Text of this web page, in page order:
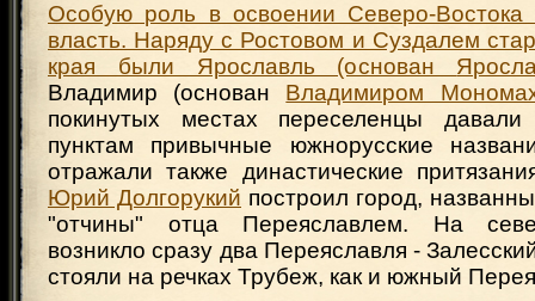
Особую роль в освоении Северо-Востока
власть. Наряду с Ростовом и Суздалем
края были Ярославль (основан
Владимир (основан Владимиром
покинутых местах переселенцы
пунктам привычные южнорусские
отражали также династические
Юрий Долгорукий построил город,
"отчины" отца Переяславлем. На
возникло сразу два Переяславля -
стояли на речках Трубеж, как и южный